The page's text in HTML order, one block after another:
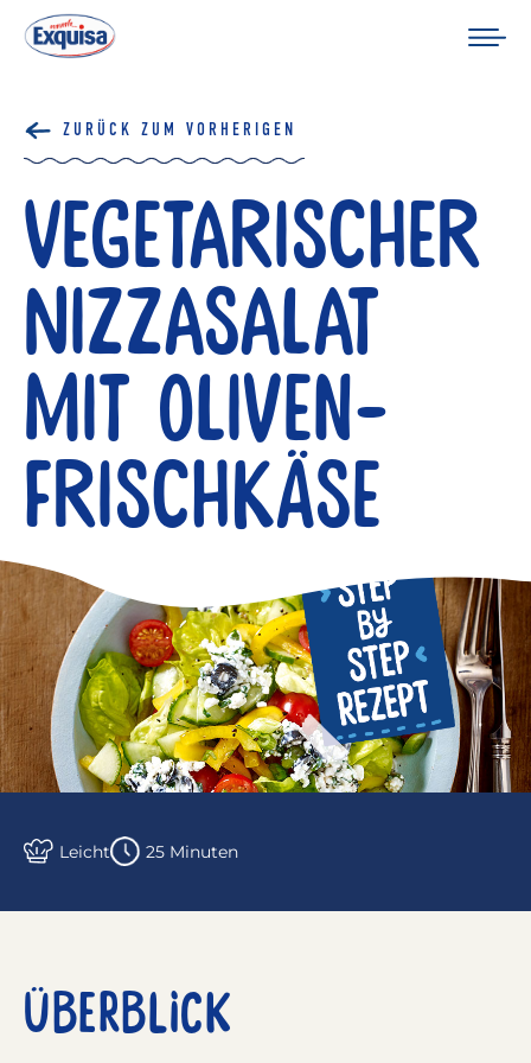
ZURÜCK ZUM VORHERIGEN
Vegetarischer
Nizzasalat
mit Oliven-
Frischkäse
Leicht 25 Minuten
ÜBERBLICK